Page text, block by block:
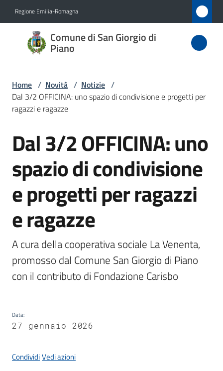
Regione Emilia-Romagna
Comune di San Giorgio di
Piano
Comune
di San
di Piano
Novità
Menu selezionato
Servizi
Vivere
San
Giorgio
di
Piano
Amministrazione
Trasparente
A
Home / Novità / Notizie /
Dal 3/2 OFFICINA: uno spazio di condivisione e progetti per
ragazzi e ragazze
Salta al contenuto
Dal 3/2 OFFICINA: uno
spazio di condivisione
e progetti per ragazzi
e ragazze
A cura della cooperativa sociale La Venenta,
promosso dal Comune San Giorgio di Piano
con il contributo di Fondazione Carisbo
Data:
27 gennaio 2026
CondividiVedi azioni